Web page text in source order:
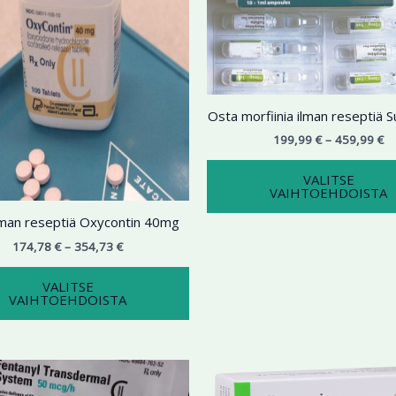
reseptiä Oxycontin 40mg
174,78€ – 354,73€
VALITSE
VAIHTOEHDOISTA
useampi
muunnelma.
Voit
tehdä
valinnat
sivulla.
Osta morfiinia ilman reseptiä
199,99€ – 459,99€
VALITSE
VAIHTOEHDOISTA
Hintaluokka:
195,98 €
tuotteella